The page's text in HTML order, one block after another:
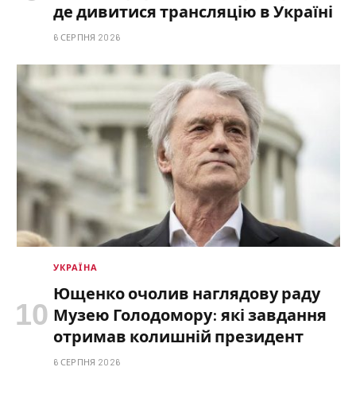
де дивитися трансляцію в Україні
6 СЕРПНЯ 2026
УКРАЇНА
Ющенко очолив наглядову раду
Музею Голодомору: які завдання
отримав колишній президент
6 СЕРПНЯ 2026